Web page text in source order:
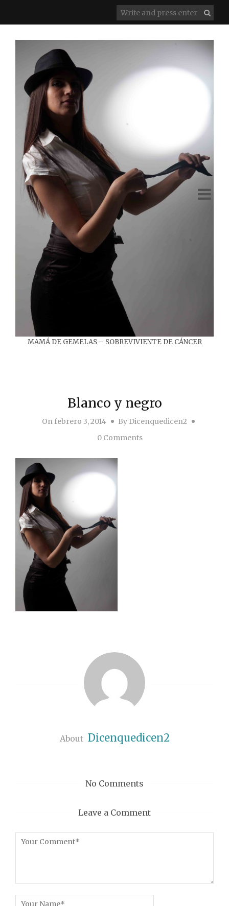
MAMÁ DE GEMELAS – SOBREVIVIENTE DE CÁNCER
Blanco y negro
On febrero 3, 2014 By Dicenquedicen2
0 Comments
About Dicenquedicen2
No Comments
Leave a Comment